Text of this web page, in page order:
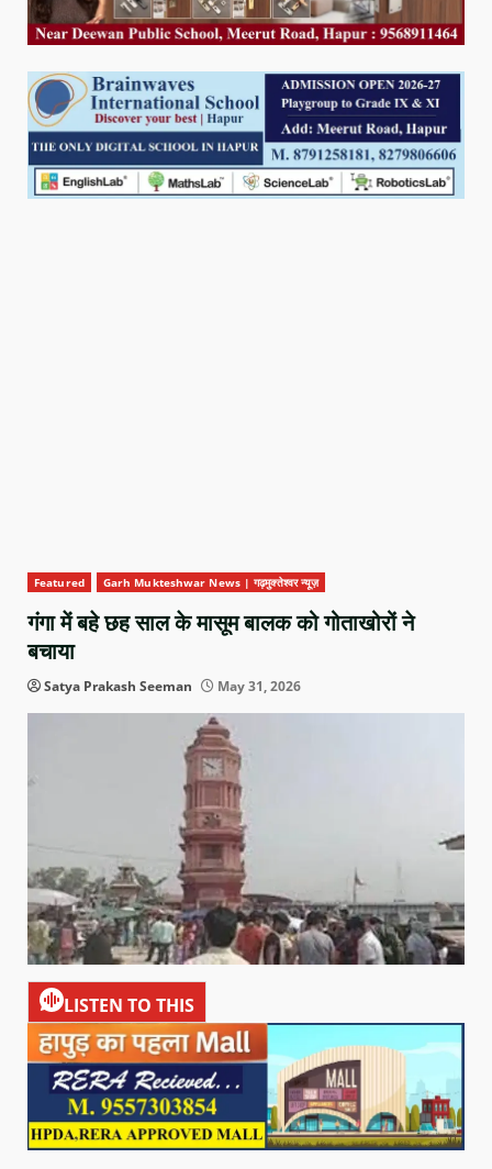
Featured Garh Mukteshwar News | गढ़मुक्तेश्वर न्यूज़
गंगा में बहे छह साल के मासूम बालक को गोताखोरों ने
बचाया
Satya Prakash Seeman May 31, 2026
LISTEN TO THIS